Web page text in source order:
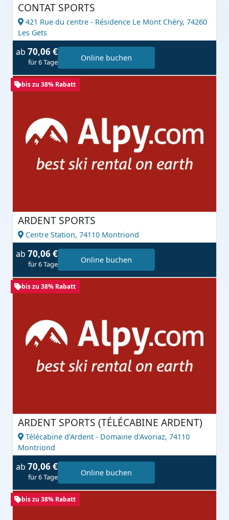
CONTAT SPORTS
421 Rue du centre - Résidence Le Mont Chéry, 74260
Les Gets
ab 70,06 €
für 6 Tage Online buchen
bis zu 38% Rabatt
ARDENT SPORTS
Centre Station, 74110 Montriond
ab 70,06 €
für 6 Tage Online buchen
bis zu 38% Rabatt
ARDENT SPORTS (TÉLÉCABINE ARDENT)
Télécabine d'Ardent - Domaine d'Avoriaz, 74110
Montriond
ab 70,06 €
für 6 Tage Online buchen
bis zu 38% Rabatt